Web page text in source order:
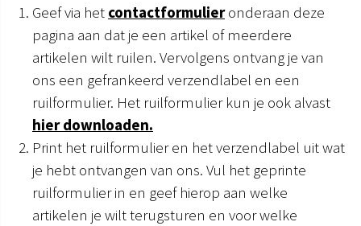
Geef via het contactformulieronderaan deze
pagina aan dat je een artikel of meerdere
artikelen wilt ruilen. Vervolgens ontvang je van
ons een gefrankeerd verzendlabel en een
ruilformulier. Het ruilformulier kun je ook alvast
hier downloaden.
Print het ruilformulier en het verzendlabel uit wat
je hebt ontvangen van ons. Vul het geprinte
ruilformulier in en geef hierop aan welke
artikelen je wilt terugsturen en voor welke